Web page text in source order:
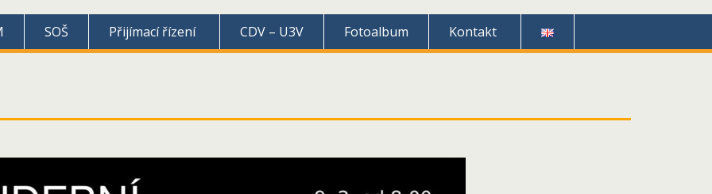
SOŠ Přijímací řízení CDV – U3V Fotoalbum Kontakt